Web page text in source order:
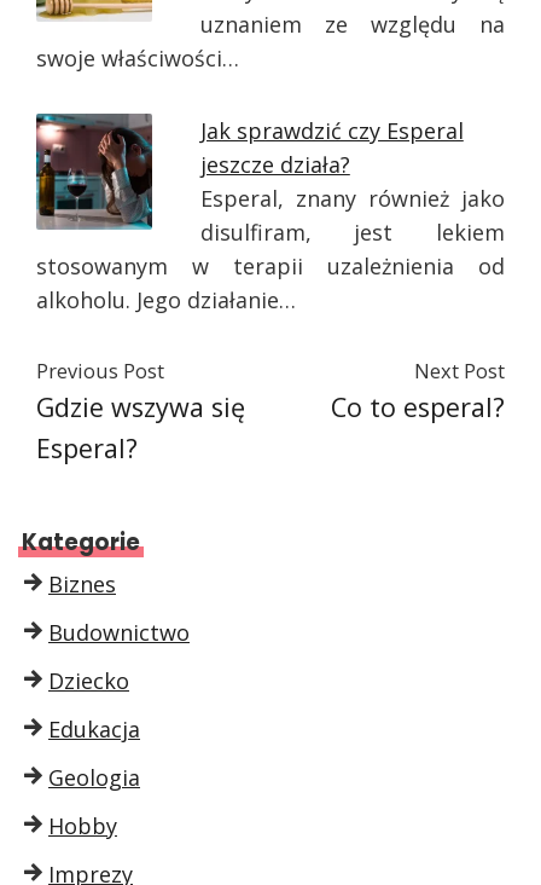
uznaniem ze względu na
swoje właściwości…
Jak sprawdzić czy Esperal
jeszcze działa?
Esperal, znany również jako
disulfiram, jest lekiem
stosowanym w terapii uzależnienia od
alkoholu. Jego działanie…
Previous Post
Gdzie wszywa się
Esperal?
Next Post
Co to esperal?
Kategorie
Biznes
Budownictwo
Dziecko
Edukacja
Geologia
Hobby
Imprezy